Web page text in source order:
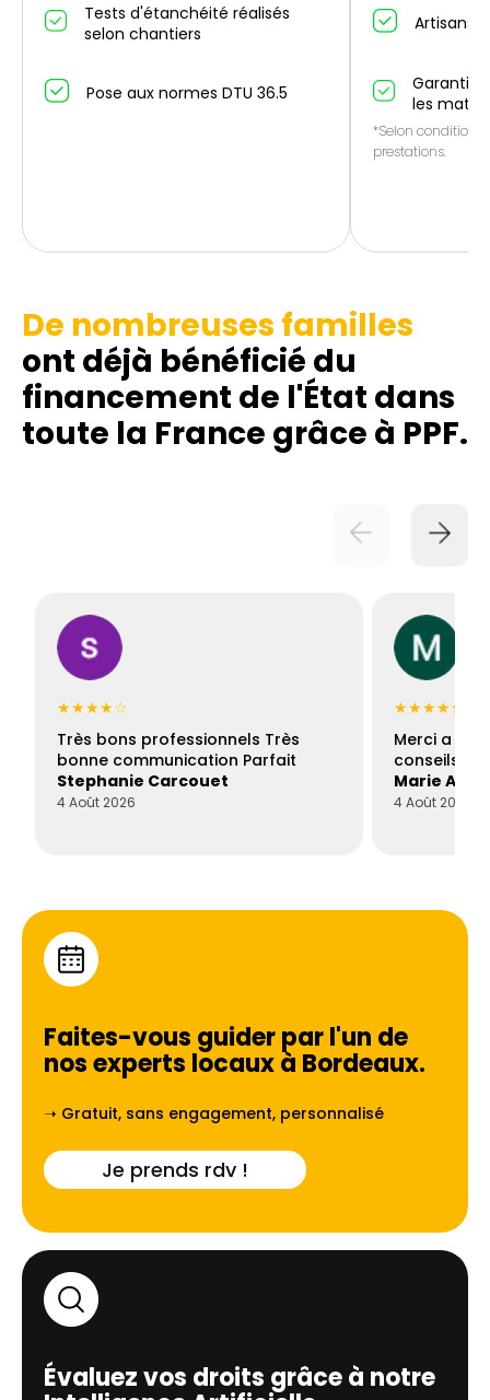
Tests d'étanchéité réalisés
selon chantiers
Pose aux normes DTU 36.5
Artisans
Garantie
les
*Selon conditions
prestations.
De nombreuses familles
ont déjà bénéficié du
financement de l'État dans
toute la France grâce à PPF.
★★★★☆
Très bons professionnels Très
bonne communication Parfait
Stephanie Carcouet
4 Août 2026
★★★★★
Merci a
conseils
Marie
4 Août 2026
Faites-vous guider par l'un de
nos experts locaux à Bordeaux.
➝ Gratuit, sans engagement, personnalisé
Je prends rdv !
Évaluez vos droits grâce à notre